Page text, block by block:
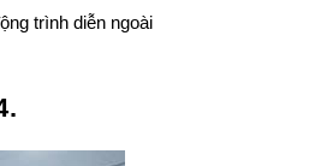
trình diễn ngoài